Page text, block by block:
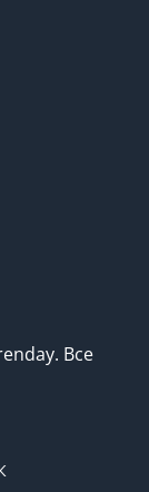
Все